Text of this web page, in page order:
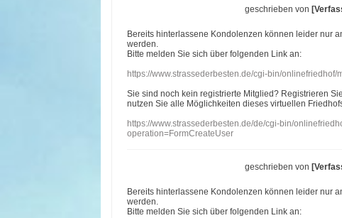
geschrieben von
Bereits hinterlassene Kondolenzen können leider nur
werden.
Bitte melden Sie sich über folgenden Link an:
https://www.strassederbesten.de/cgi-bin/
Sie sind noch kein registrierte Mitglied? Registrieren
nutzen Sie alle Möglichkeiten dieses virtuellen
https://www.strassederbesten.de/de/cgi-bin/
operation=FormCreateUser
geschrieben von
Bereits hinterlassene Kondolenzen können leider nur
werden.
Bitte melden Sie sich über folgenden Link an: